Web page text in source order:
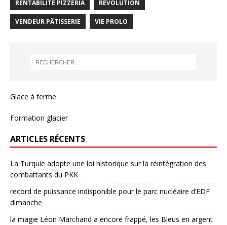
RENTABILITÉ PIZZERIA REVOLUTION
VENDEUR PÂTISSERIE VIE PROLO
Glace à ferme
Formation glacier
ARTICLES RÉCENTS
La Turquie adopte une loi historique sur la réintégration des
combattants du PKK
record de puissance indisponible pour le parc nucléaire d’EDF
dimanche
la magie Léon Marchand a encore frappé, les Bleus en argent